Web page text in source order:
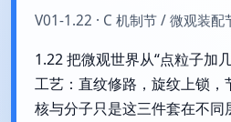
V01-1.22 · C 机制节 / 微观装配
1.22 把微观世界从“点粒子加
工艺：直纹修路，旋纹上锁，
核与分子只是这三件套在不同